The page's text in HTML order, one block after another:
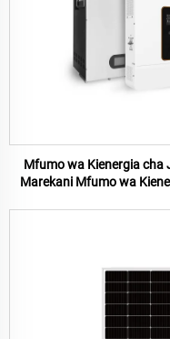
Mfumo wa Kienergia cha
Marekani Mfumo wa